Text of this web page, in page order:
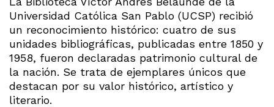
Universidad Católica San Pablo (UCSP) recibió
un reconocimiento histórico: cuatro de sus
unidades bibliográficas, publicadas entre 1850 y
1958, fueron declaradas patrimonio cultural de
la nación. Se trata de ejemplares únicos que
destacan por su valor histórico, artístico y
literario.